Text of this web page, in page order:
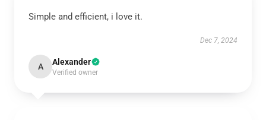
Simple and efficient, i love it.
Dec 7, 2024
A Alexander
Verified owner